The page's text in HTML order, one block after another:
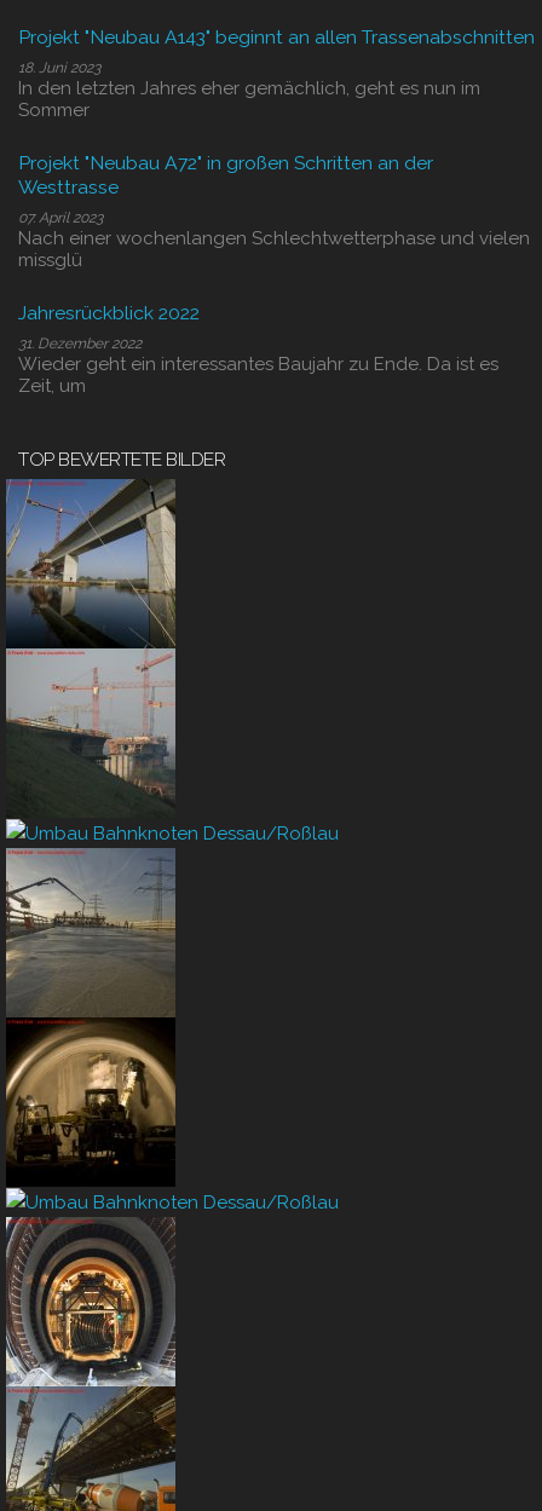
Projekt "Neubau A143" beginnt an allen Trassenabschnitten
18. Juni 2023
In den letzten Jahres eher gemächlich, geht es nun im
Sommer
Projekt "Neubau A72" in großen Schritten an der
Westtrasse
07. April 2023
Nach einer wochenlangen Schlechtwetterphase und vielen
missglü
Jahresrückblick 2022
31. Dezember 2022
Wieder geht ein interessantes Baujahr zu Ende. Da ist es
Zeit, um
TOP BEWERTETE BILDER